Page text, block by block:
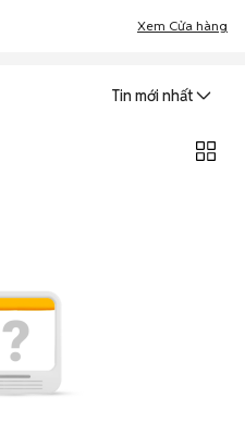
Xem Cửa hàng
Tin mới nhất